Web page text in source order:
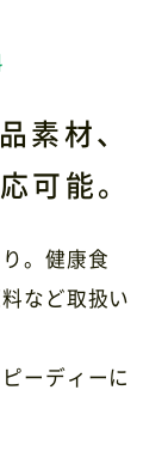
素材、
可能。
。健康食
など取扱い
ーディーに